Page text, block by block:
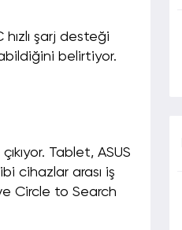
şarj desteği
belirtiyor.
Tablet, ASUS
cihazlar arası iş
Circle to Search